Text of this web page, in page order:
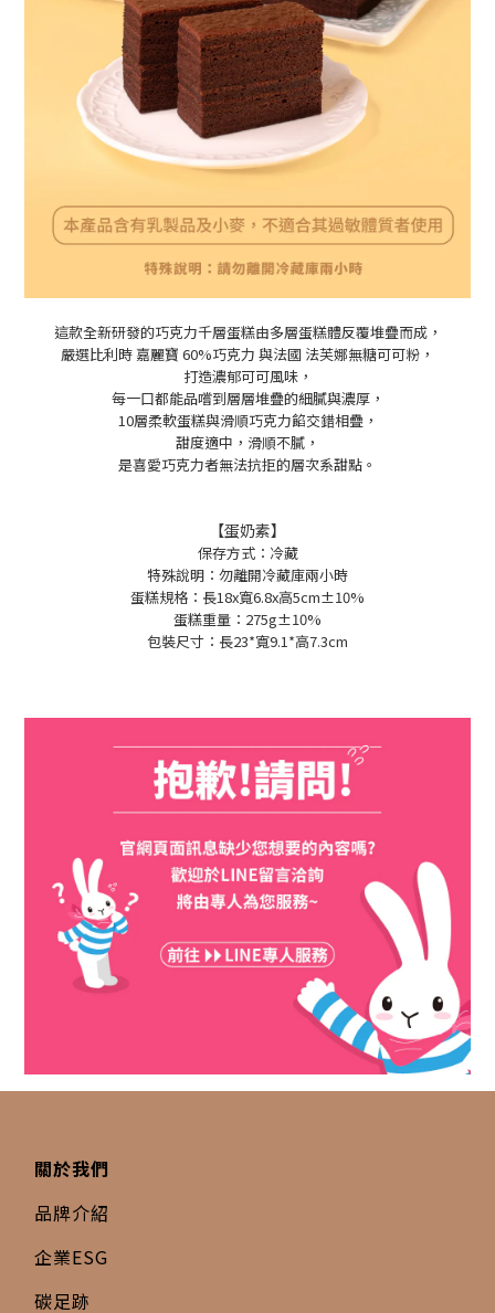
這款全新研發的巧克力千層蛋糕由多層蛋糕體反覆堆疊而成，
嚴選比利時 嘉麗寶 60%巧克力 與法國 法芙娜無糖可可粉，
打造濃郁可可風味，
每一口都能品嚐到層層堆疊的細膩與濃厚，
10層柔軟蛋糕與滑順巧克力餡交錯相疊，
甜度適中，滑順不膩，
是喜愛巧克力者無法抗拒的層次系甜點。
【蛋奶素】
保存方式：冷藏
特殊說明：勿離開冷藏庫兩小時
蛋糕規格：長18x寬6.8x高5cm±10%
蛋糕重量：275g±10%
包裝尺寸：長23*寬9.1*高7.3cm
關於我們
品牌介紹
企業ESG
碳足跡